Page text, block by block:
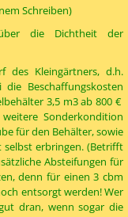
Schreiben)
die Dichtheit der
des Kleingärtners, d.h.
Beschaffungskosten
3,5 m3 ab 800 €
Sonderkondition
für den Behälter, sowie
selbst erbringen. (Betrifft
Absteifungen für
denn für einen 3 cbm
entsorgt werden! Wer
dran, wenn sogar die